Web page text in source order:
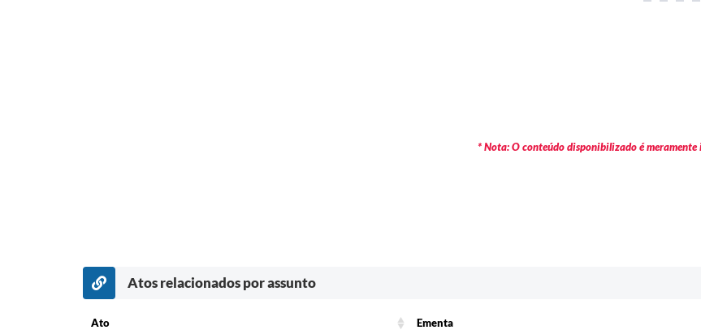
* Nota: O conteúdo disponibilizado é
Atos relacionados por assunto
Ato Ementa